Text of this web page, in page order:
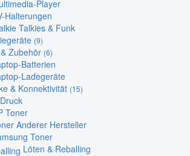
Player
Halterungen
Talkies & Funk
(9)
Zubehör (6)
Batterien
Ladegeräte
& Konnektivität (15)
Toner
Anderer Hersteller
Toner
Löten & Reballing